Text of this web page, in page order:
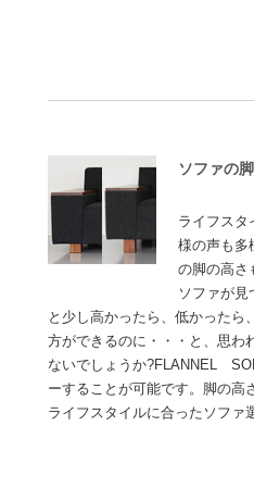
ソファの
ライフスタ
様の声も多
の脚の高さ
ソファが見
と少し高かったら、低かったら
方ができるのに・・・と、思わ
ないでしょうか?FLANNEL
ーすることが可能です。脚の高
ライフスタイルに合ったソフ